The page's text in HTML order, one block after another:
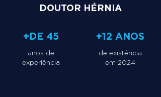
DOUTOR HÉRNIA
+DE 45
anos de
experiência
+12 ANOS
de existência
em 2024